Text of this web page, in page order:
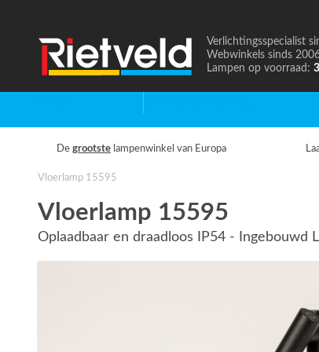
Naar
de
Verlichtingsspecialist
Webwinkels sinds
Lampen op voorraad:
De grootste lampenwinkel van Europa
Vloerlamp 15595
Vloerlamp 15595
Oplaadbaar en draadloos IP54 - Ingebouwd